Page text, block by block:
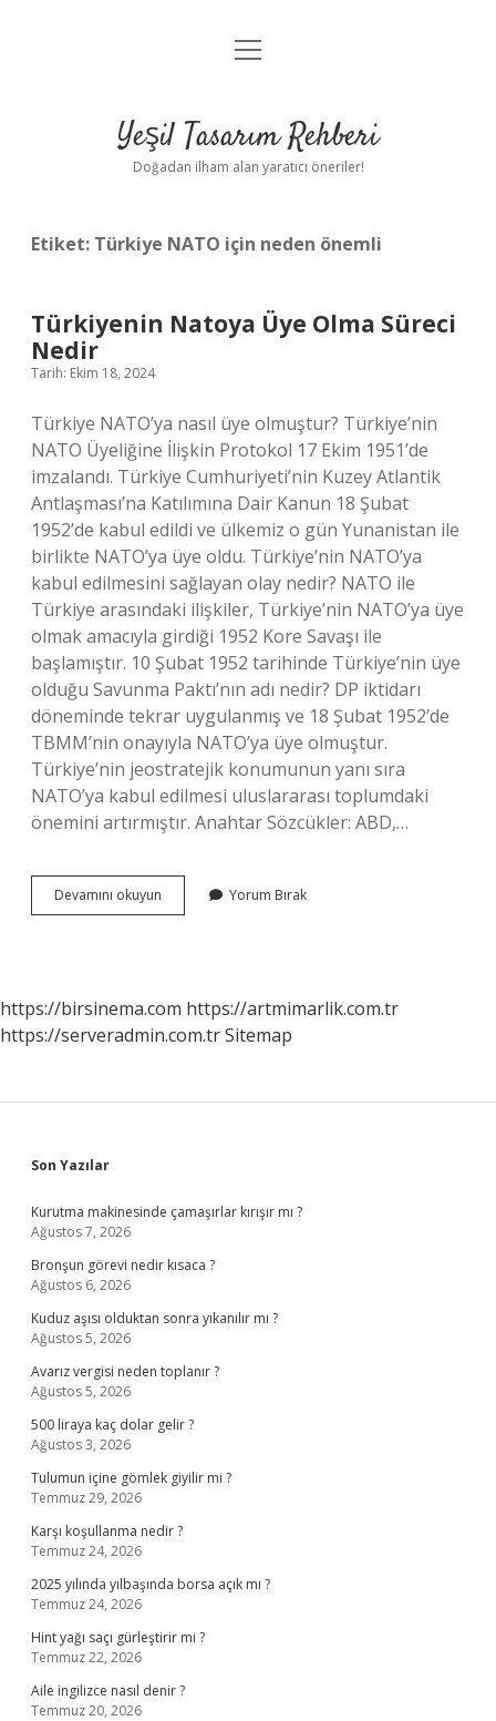
Anasayfa
Yasal Uyarı
menüyü
Yeşil Tasarım Rehberi
Doğadan ilham alan yaratıcı öneriler!
Etiket: Türkiye NATO için neden önemli
Türkiyenin Natoya Üye Olma Süreci
Nedir
Tarih: Ekim 18, 2024
Türkiye NATO’ya nasıl üye olmuştur? Türkiye’nin
NATO Üyeliğine İlişkin Protokol 17 Ekim 1951’de
imzalandı. Türkiye Cumhuriyeti’nin Kuzey Atlantik
Antlaşması’na Katılımına Dair Kanun 18 Şubat
1952’de kabul edildi ve ülkemiz o gün Yunanistan ile
birlikte NATO’ya üye oldu. Türkiye’nin NATO’ya
kabul edilmesini sağlayan olay nedir? NATO ile
Türkiye arasındaki ilişkiler, Türkiye’nin NATO’ya üye
olmak amacıyla girdiği 1952 Kore Savaşı ile
başlamıştır. 10 Şubat 1952 tarihinde Türkiye’nin üye
olduğu Savunma Paktı’nın adı nedir? DP iktidarı
döneminde tekrar uygulanmış ve 18 Şubat 1952’de
TBMM’nin onayıyla NATO’ya üye olmuştur.
Türkiye’nin jeostratejik konumunun yanı sıra
NATO’ya kabul edilmesi uluslararası toplumdaki
önemini artırmıştır. Anahtar Sözcükler: ABD,…
Devamını okuyun Türkiyenin
Natoya
Yorum Bırak
https://birsinema.com https://artmimarlik.com.tr
https://serveradmin.com.trSitemap
Sidebar
Son Yazılar
Kurutma makinesinde çamaşırlar kırışır mı ?
Ağustos 7, 2026
Bronşun görevi nedir kısaca ?
Ağustos 6, 2026
Kuduz aşısı olduktan sonra yıkanılır mı ?
Ağustos 5, 2026
Avarız vergisi neden toplanır ?
Ağustos 5, 2026
500 liraya kaç dolar gelir ?
Ağustos 3, 2026
Tulumun içine gömlek giyilir mi ?
Temmuz 29, 2026
Karşı koşullanma nedir ?
Temmuz 24, 2026
2025 yılında yılbaşında borsa açık mı ?
Temmuz 24, 2026
Hint yağı saçı gürleştirir mi ?
Temmuz 22, 2026
Aile ingilizce nasıl denir ?
Temmuz 20, 2026